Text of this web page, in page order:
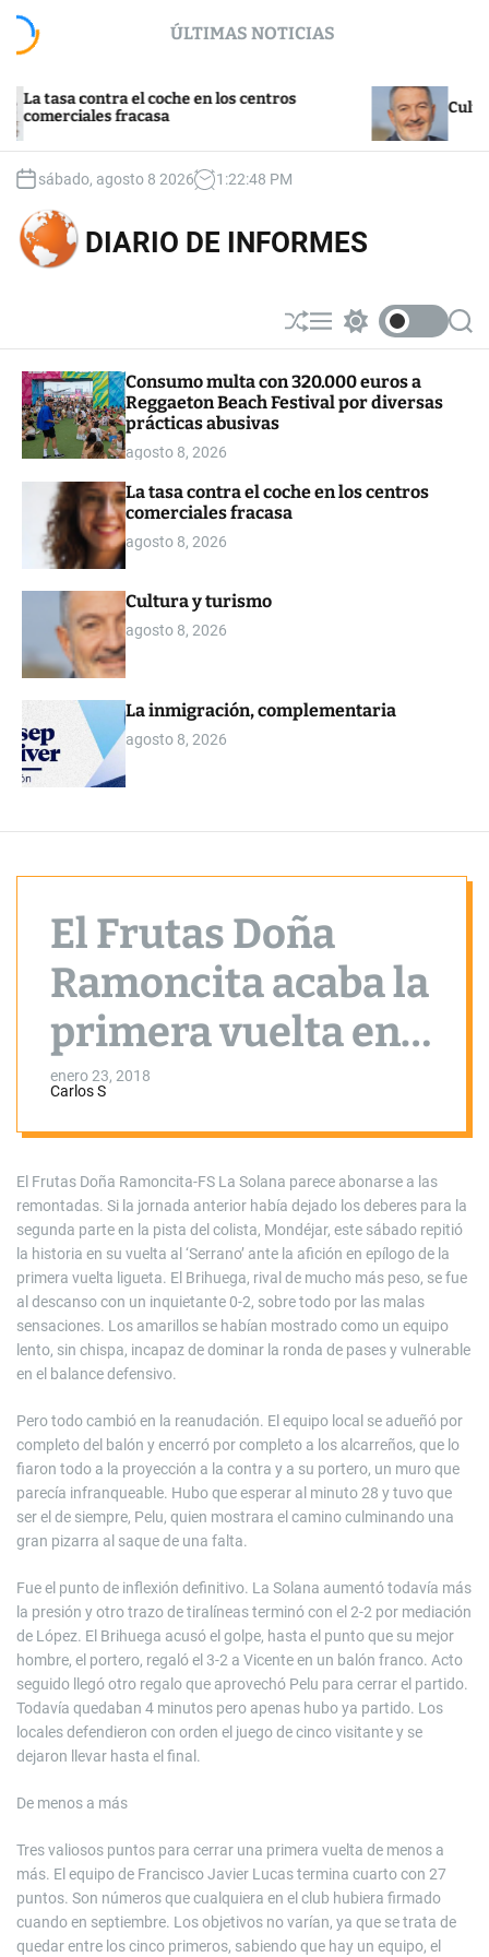
c
ÚLTIMAS NOTICIAS
contra el coche en los centros
fracasa
Cultura y
sábado, agosto 8 2026 1 :22:49 PM
DIARIO DE INFORMES
S
h
ff
l
M
e
u
w
t
c
o
S
e
Consumo multa con 320.000 euros a
Reggaeton Beach Festival por diversas
prácticas abusivas
agosto 8, 2026
La tasa contra el coche en los centros
comerciales fracasa
agosto 8, 2026
Cultura y turismo
agosto 8, 2026
La inmigración, complementaria
agosto 8, 2026
El Frutas Doña
Ramoncita acaba la
primera vuelta en
un meritorio
cuarto puesto
enero 23, 2018
Carlos S
El Frutas Doña Ramoncita-FS La Solana parece abonarse a las
remontadas. Si la jornada anterior había dejado los deberes para la
segunda parte en la pista del colista, Mondéjar, este sábado repitió
la historia en su vuelta al ‘Serrano’ ante la afición en epílogo de la
primera vuelta ligueta. El Brihuega, rival de mucho más peso, se fue
al descanso con un inquietante 0-2, sobre todo por las malas
sensaciones. Los amarillos se habían mostrado como un equipo
lento, sin chispa, incapaz de dominar la ronda de pases y vulnerable
en el balance defensivo.
Pero todo cambió en la reanudación. El equipo local se adueñó por
completo del balón y encerró por completo a los alcarreños, que lo
fiaron todo a la proyección a la contra y a su portero, un muro que
parecía infranqueable. Hubo que esperar al minuto 28 y tuvo que
ser el de siempre, Pelu, quien mostrara el camino culminando una
gran pizarra al saque de una falta.
Fue el punto de inflexión definitivo. La Solana aumentó todavía más
la presión y otro trazo de tiralíneas terminó con el 2-2 por mediación
de López. El Brihuega acusó el golpe, hasta el punto que su mejor
hombre, el portero, regaló el 3-2 a Vicente en un balón franco. Acto
seguido llegó otro regalo que aprovechó Pelu para cerrar el partido.
Todavía quedaban 4 minutos pero apenas hubo ya partido. Los
locales defendieron con orden el juego de cinco visitante y se
dejaron llevar hasta el final.
De menos a más
Tres valiosos puntos para cerrar una primera vuelta de menos a
más. El equipo de Francisco Javier Lucas termina cuarto con 27
puntos. Son números que cualquiera en el club hubiera firmado
cuando en septiembre. Los objetivos no varían, ya que se trata de
quedar entre los cinco primeros, sabiendo que hay un equipo, el